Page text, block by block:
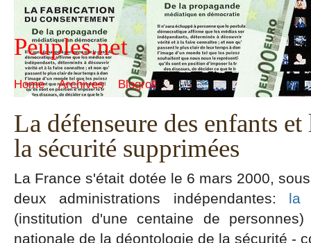
Peuples.net
Home Archives Blogroll
La défenseure des enfants
la sécurité supprimées
La France s'était dotée le 6 mars 2000,
deux administrations indépendantes: la
(institution d'une centaine de
nationale de la déontologie de la sécurité -